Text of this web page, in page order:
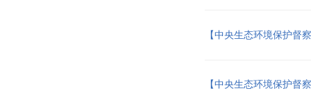
【中央生态环境保护督
【中央生态环境保护督